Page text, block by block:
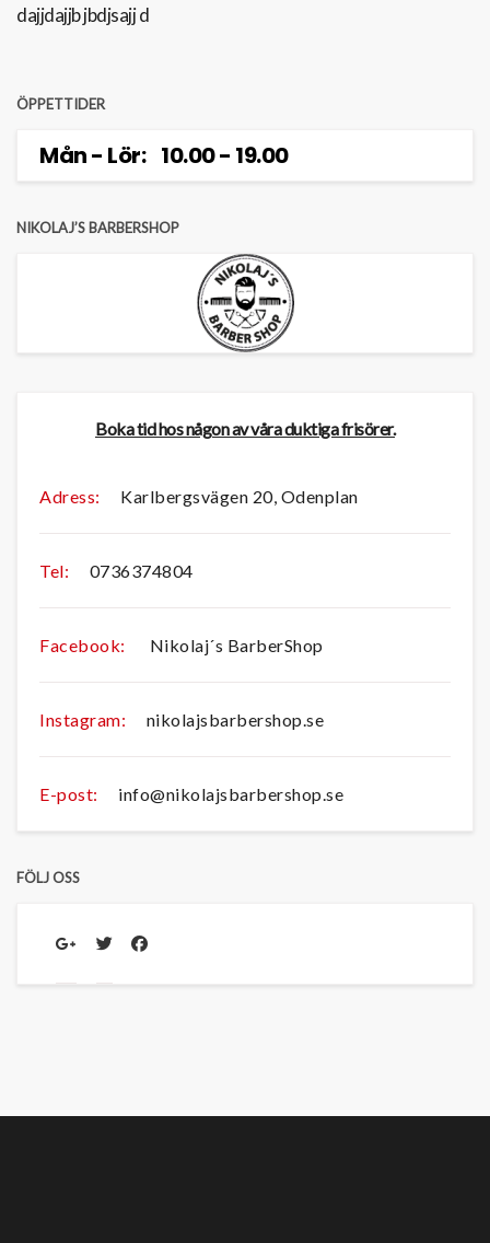
dajjdajjb jbdjsajj d
ÖPPETTIDER
Mån - Lör: 10.00 - 19.00
NIKOLAJ’S BARBERSHOP
Boka tid hos någon av våra duktiga frisörer.
Adress: Karlbergsvägen 20, Odenplan
Tel: 0736374804
Facebook: Nikolaj´s BarberShop
Instagram: nikolajsbarbershop.se
E-post: info@nikolajsbarbershop.se
FÖLJ OSS